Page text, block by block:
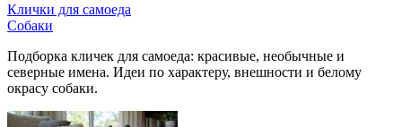
Клички для самоеда
Собаки
Подборка кличек для самоеда: красивые, необычные и
северные имена. Идеи по характеру, внешности и белому
окрасу собаки.